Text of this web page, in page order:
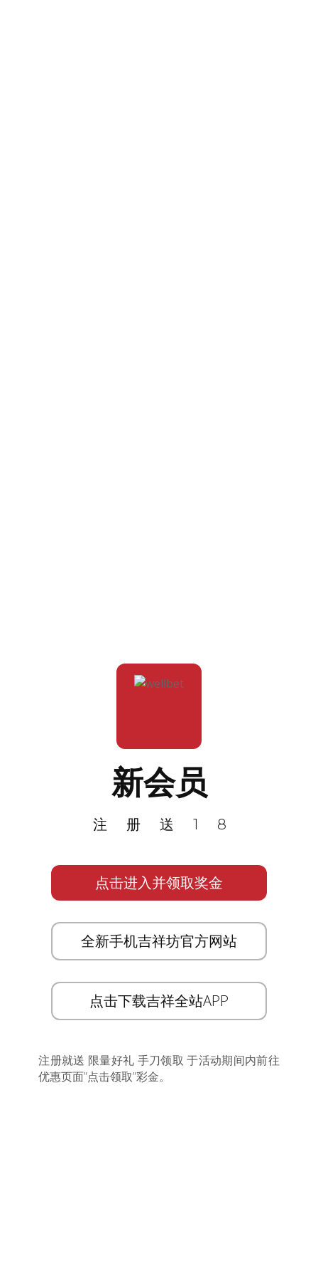
新会员
注册送18
点击进入并领取奖金
全新手机吉祥坊官方网站
点击下载吉祥全站APP
注册就送 限量好礼 手刀领取 于活动期间内前往
优惠页面”点击领取”彩金。